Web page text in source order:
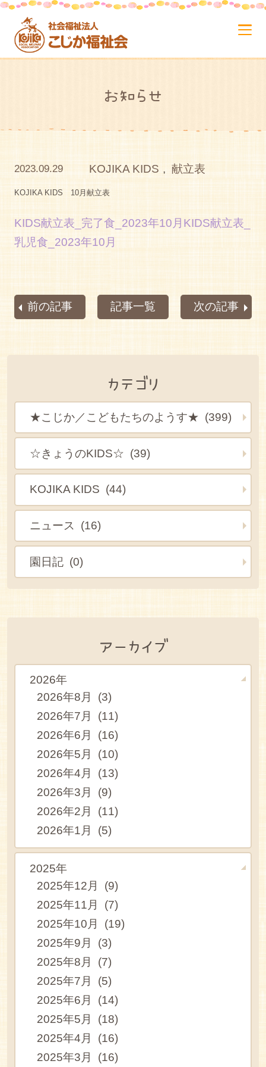
お知らせ
2023.09.29 KOJIKA KIDS , 献立表
KOJIKA KIDS 10月献立表
KIDS献立表_完了食_2023年10月 KIDS献立表_
乳児食_2023年10月
前の記事 記事一覧 次の記事
カテゴリ
★こじか／こどもたちのようす★ (399)
☆きょうのKIDS☆ (39)
KOJIKA KIDS (44)
ニュース (16)
園日記 (0)
アーカイブ
2026年
2026年8月 (3)
2026年7月 (11)
2026年6月 (16)
2026年5月 (10)
2026年4月 (13)
2026年3月 (9)
2026年2月 (11)
2026年1月 (5)
2025年
2025年12月 (9)
2025年11月 (7)
2025年10月 (19)
2025年9月 (3)
2025年8月 (7)
2025年7月 (5)
2025年6月 (14)
2025年5月 (18)
2025年4月 (16)
2025年3月 (16)